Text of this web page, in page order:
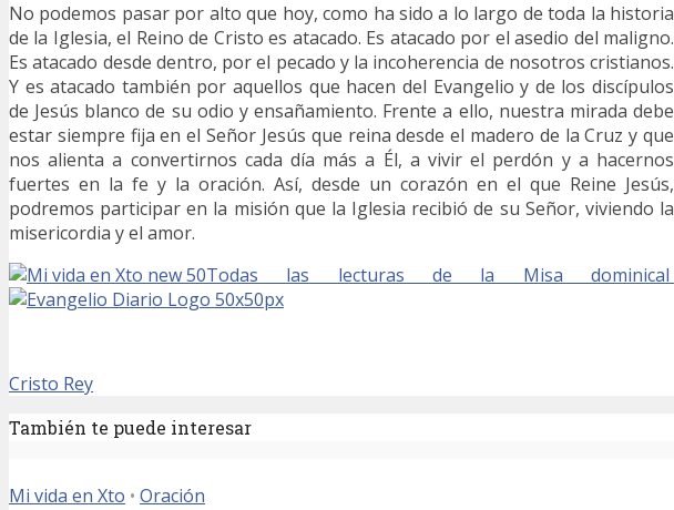
No podemos pasar por alto que hoy, como ha sido a lo largo de toda la historia
de la Iglesia, el Reino de Cristo es atacado. Es atacado por el asedio del maligno.
Es atacado desde dentro, por el pecado y la incoherencia de nosotros cristianos.
Y es atacado también por aquellos que hacen del Evangelio y de los discípulos
de Jesús blanco de su odio y ensañamiento. Frente a ello, nuestra mirada debe
estar siempre fija en el Señor Jesús que reina desde el madero de la Cruz y que
nos alienta a convertirnos cada día más a Él, a vivir el perdón y a hacernos
fuertes en la fe y la oración. Así, desde un corazón en el que Reine Jesús,
podremos participar en la misión que la Iglesia recibió de su Señor, viviendo la
misericordia y el amor.
Todas las lecturas de la Misa dominical
Cristo Rey
También te puede interesar
Mi vida en Xto • Oración